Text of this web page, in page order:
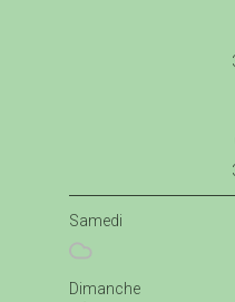
Samedi
Dimanche